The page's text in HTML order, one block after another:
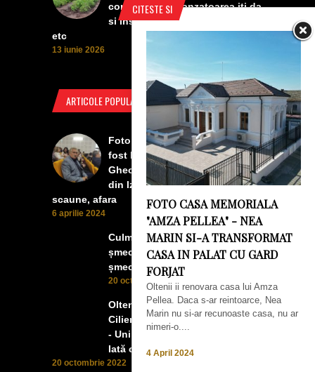
CITESTE SI
FOTO CASA MEMORIALA
"AMZA PELLEA" - NEA
MARIN SI-A TRANSFORMAT
CASA IN PALAT CU GARD
FORJAT
Oltenii ii renovara casa lui Amza
Pellea. Daca s-ar reintoarce, Nea
Marin nu si-ar recunoaste casa, nu ar
nimeri-o....
4 April 2024
contra manei, vanzatoarea iti da
si insecticid, pentru dezvoltare,
etc
13 iunie 2026
ARTICOLE POPULARE
Foto Izbiceni - Lumea buna a
fost la concertul lui Tudor
Gheorghe. Lumea prea buna
din Izbiceni a avut un ecran si
scaune, afara
6 aprilie 2024
Culmea smecheriei! O mașină
șmecheră l-a trădat pe cel mai
șmecher oltean
20 octombrie 2022
Oltenii, Dăbulenii, Izbicenii,
Cilienii s-au înfrățit cu Puchenii
- Unii cu munca, alții cu profitul.
Iată ce a ieșit!
20 octombrie 2022